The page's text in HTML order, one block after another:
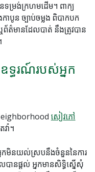
ទម្រង់ក្រហមដើម។ ពាក្យ
បូន ច្បាប់ចម្លង ពិបាកបក
ត៌មានដែលបាត់ នឹងត្រូវបាន
ទ្ធរណ៍របស់អ្នក
សៀវភៅ
វ៉ា។
កមិនយល់ស្របនឹងចំនួននៃការ
ានផ្តល់ អ្នកមានសិទ្ធិស្នើសុំ